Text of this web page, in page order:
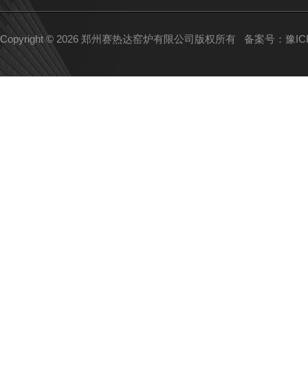
Copyright © 2026 郑州赛热达窑炉有限公司版权所有 备案号：豫